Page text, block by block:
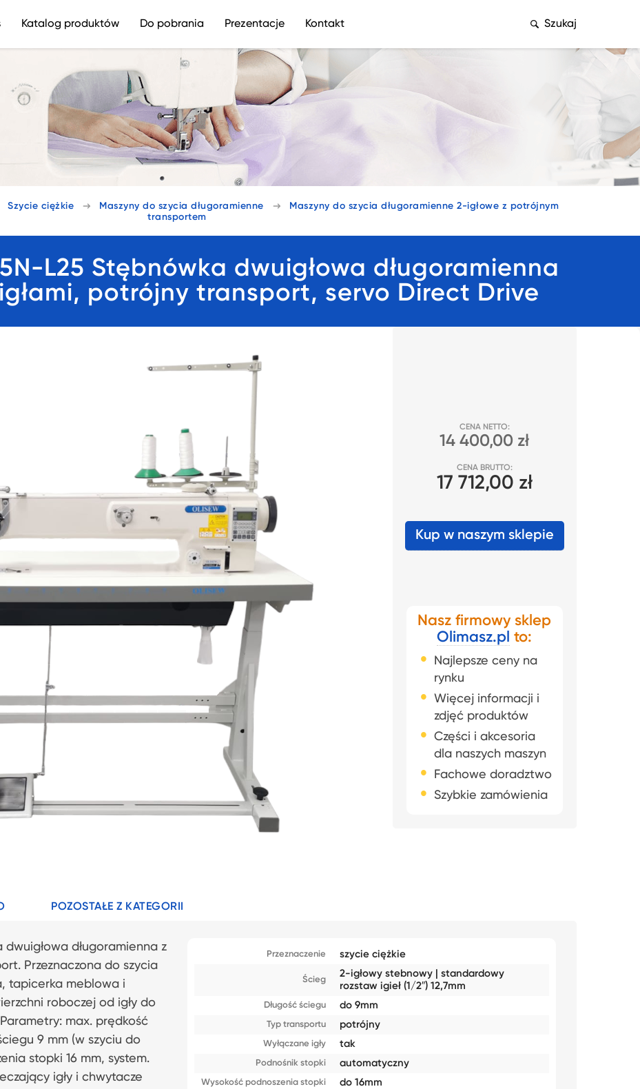
Katalog produktów Do pobrania Prezentacje Kontakt Szukaj
Szycie ciężkie Maszyny do szycia długoramienne
Maszyny do szycia długoramienne 2-igłowe z potrójnym
transportem
L25 Stębnówka dwuigłowa długoramienna
potrójny transport, servo Direct Drive
CENA NETTO:
14 400,00 zł
CENA BRUTTO:
17 712,00 zł
Kup w naszym sklepie
Nasz firmowy sklep
Olimasz.pl to:
Najlepsze ceny na
rynku
Więcej informacji i
zdjęć produktów
Części i akcesoria
dla naszych maszyn
Fachowe doradztwo
Szybkie zamówienia
POZOSTAŁE Z KATEGORII
dwuigłowa długoramienna z
Przeznaczona do szycia
tapicerka meblowa i
roboczej od igły do
max. prędkość
9 mm (w szyciu do
stopki 16 mm, system.
igły i chwytacze
Przeznaczenie szycie ciężkie
Ścieg
2-igłowy stebnowy | standardowy
rozstaw igieł (1/2″) 12,7mm
Długość ściegu do 9mm
Typ transportu potrójny
Wyłączane igły tak
Podnośnik stopki automatyczny
Wysokość podnoszenia stopki do 16mm